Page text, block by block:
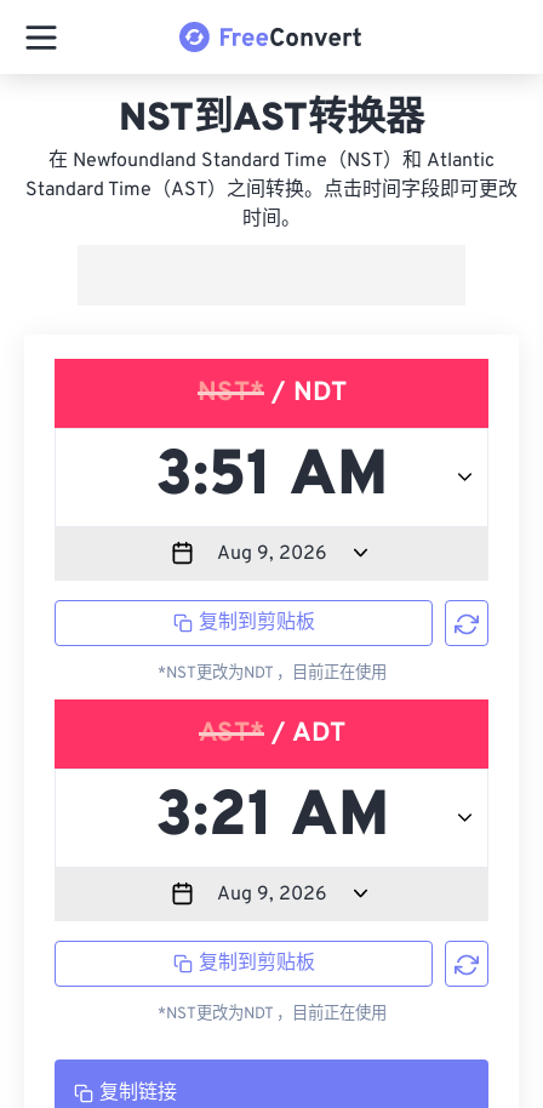
NST到AST转换器
在 Newfoundland Standard Time（NST）和 Atlantic
Standard Time（AST）之间转换。点击时间字段即可更改
时间。
NST*/ NDT
复制到剪贴板
*NST更改为NDT ，目前正在使用
AST*/ ADT
复制到剪贴板
*NST更改为NDT ，目前正在使用
复制链接